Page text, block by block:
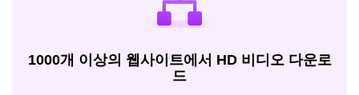
1000개 이상의 웹사이트에서 HD 비디오 다운로
드